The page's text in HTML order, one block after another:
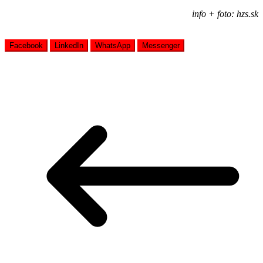
info + foto: hzs.sk
Facebook LinkedIn WhatsApp Messenger